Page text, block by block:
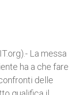
La messa
ha a che fare
delle